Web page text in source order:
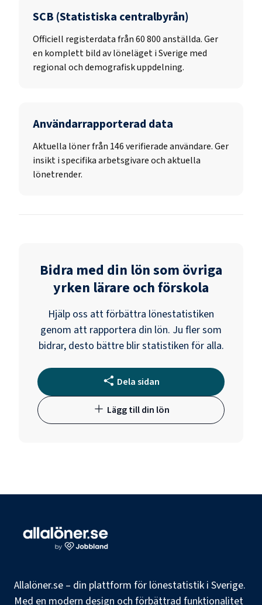
SCB (Statistiska centralbyrån)
Officiell registerdata från60 800anställda. Ger
en komplett bild av löneläget i Sverige med
regional och demografisk uppdelning.
Användarrapporterad data
Aktuella löner från 146 verifierade användare. Ger
insikt i specifika arbetsgivare och aktuella
lönetrender.
Bidra med din lön som övriga
yrken lärare och förskola
Hjälp oss att förbättra lönestatistiken
genom att rapportera din lön. Ju fler som
bidrar, desto bättre blir statistiken för alla.
Dela sidan
Lägg till din lön
Allalöner.se – din plattform för lönestatistik i Sverige.
Med en modern design och förbättrad funktionalitet